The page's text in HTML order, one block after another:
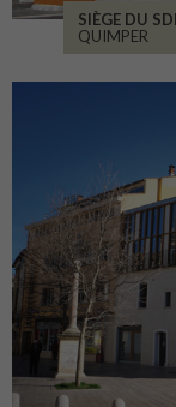
SIÈGE DU
QUIMPER